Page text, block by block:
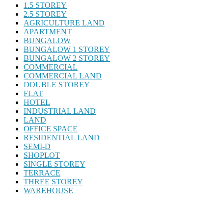
1.5 STOREY
2.5 STOREY
AGRICULTURE LAND
APARTMENT
BUNGALOW
BUNGALOW 1 STOREY
BUNGALOW 2 STOREY
COMMERCIAL
COMMERCIAL LAND
DOUBLE STOREY
FLAT
HOTEL
INDUSTRIAL LAND
LAND
OFFICE SPACE
RESIDENTIAL LAND
SEMI-D
SHOPLOT
SINGLE STOREY
TERRACE
THREE STOREY
WAREHOUSE